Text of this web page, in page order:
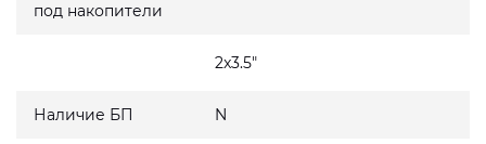
под накопители
2x3.5"
Наличие БП N